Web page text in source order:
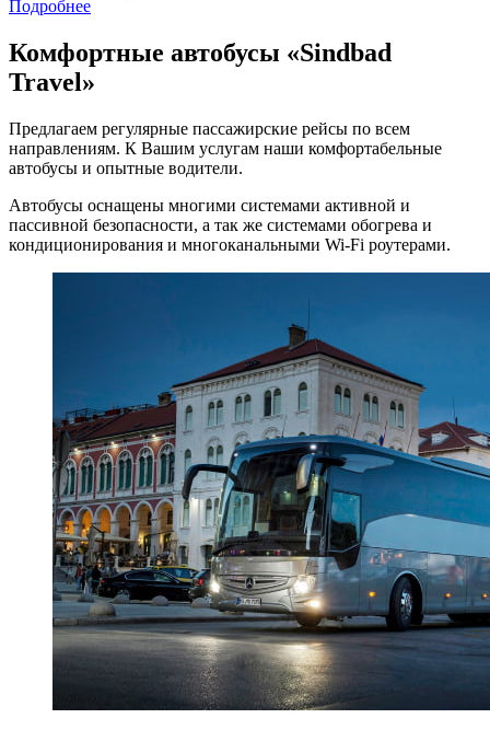
Подробнее
Комфортные автобусы «Sindbad
Travel»
Предлагаем регулярные пассажирские рейсы по всем
направлениям. К Вашим услугам наши комфортабельные
автобусы и опытные водители.
Автобусы оснащены многими системами активной и
пассивной безопасности, а так же системами обогрева и
кондиционирования и многоканальными Wi-Fi роутерами.